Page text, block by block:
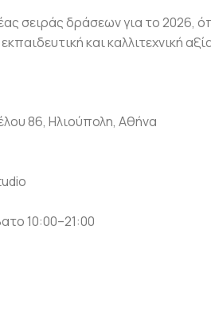
σειράς δράσεων για το 2026,
και καλλιτεχνική
86, Ηλιούπολη, Αθήνα
10:00–21:00